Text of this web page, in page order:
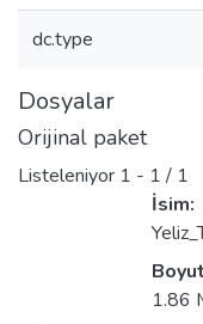
dc.type
Dosyalar
Orijinal paket
Listeleniyor 1 - 1 / 1
İsim:
1.86